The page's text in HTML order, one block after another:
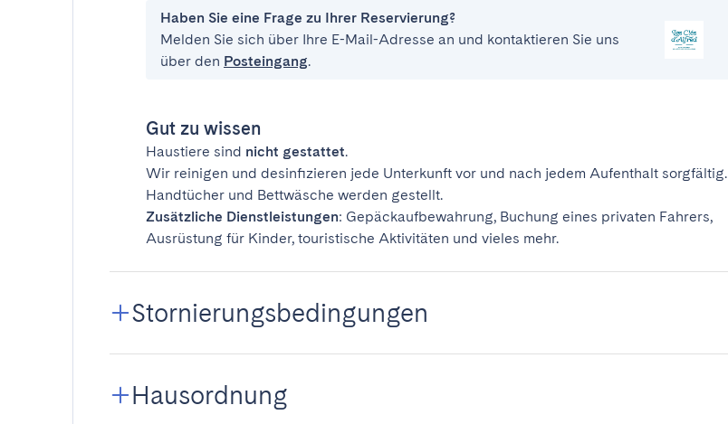
Haben Sie eine Frage zu Ihrer Reservierung?
Melden Sie sich über Ihre E-Mail-Adresse an und kontaktieren Sie uns
über den Posteingang.
Gut zu wissen
Haustiere sind nicht gestattet.
Wir reinigen und desinfizieren jede Unterkunft vor und nach jedem Aufenthalt sorgfältig.
Handtücher und Bettwäsche werden gestellt.
Zusätzliche Dienstleistungen: Gepäckaufbewahrung, Buchung eines privaten Fahrers,
Ausrüstung für Kinder, touristische Aktivitäten und vieles mehr.
Stornierungsbedingungen
Hausordnung